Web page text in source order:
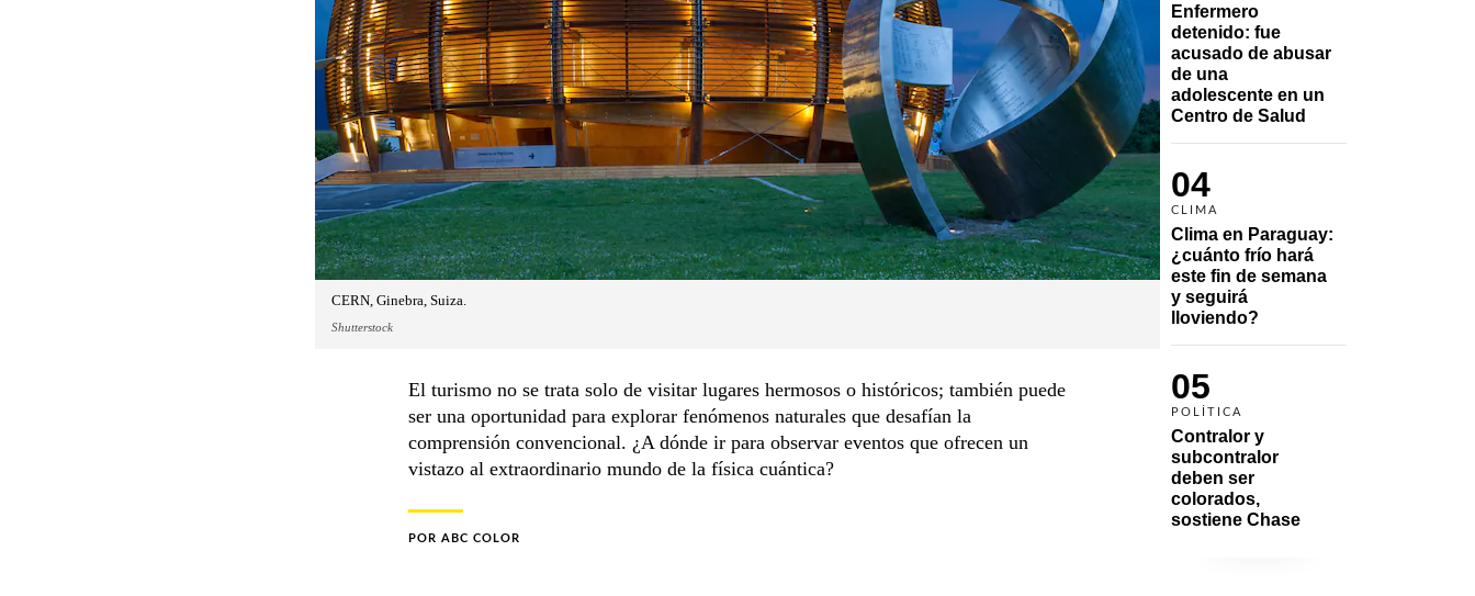
Enfermero
detenido: fue
acusado de abusar
de una
adolescente en un
Centro de Salud
04
CLIMA
Clima en Paraguay:
¿cuánto frío hará
este fin de semana
y seguirá
lloviendo?
05
POLÍTICA
Contralor y
subcontralor
deben ser
colorados,
sostiene Chase
CERN, Ginebra, Suiza.
Shutterstock
El turismo no se trata solo de visitar lugares hermosos o históricos; también puede
ser una oportunidad para explorar fenómenos naturales que desafían la
comprensión convencional. ¿A dónde ir para observar eventos que ofrecen un
vistazo al extraordinario mundo de la física cuántica?
POR ABC COLOR